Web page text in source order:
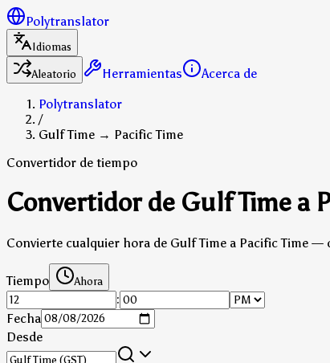
Polytranslator
Idiomas
Aleatorio
Herramientas
Acerca de
Polytranslator
/
Gulf Time → Pacific Time
Convertidor de tiempo
Convertidor de Gulf Time a
Convierte cualquier hora de Gulf Time a Pacific Time
Tiempo Ahora
:
Fecha
Desde